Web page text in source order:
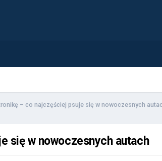
– co najczęściej psuje się w nowoczesnych
się w nowoczesnych autach